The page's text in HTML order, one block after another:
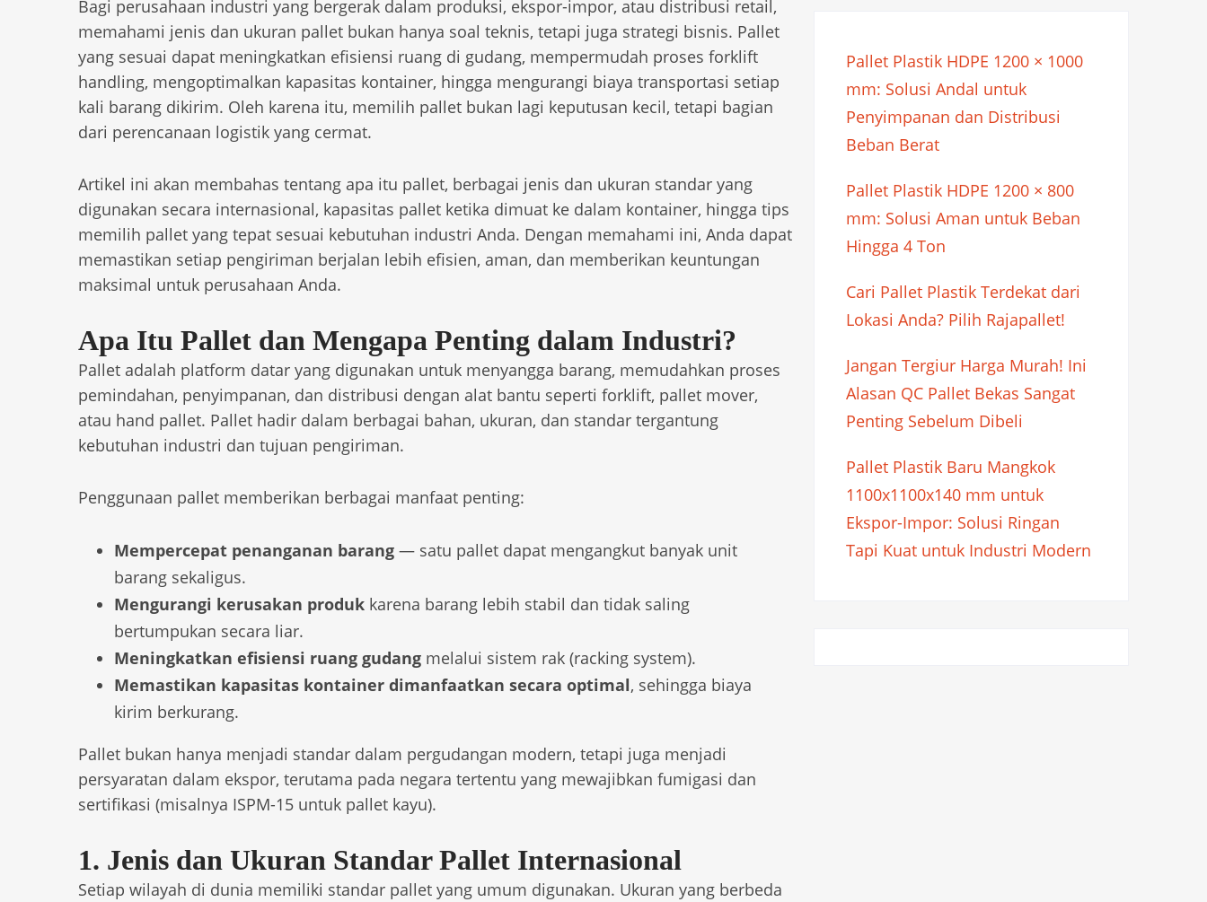
Bagi perusahaan industri yang bergerak dalam produksi, ekspor-impor, atau distribusi retail,
memahami jenis dan ukuran pallet bukan hanya soal teknis, tetapi juga strategi bisnis. Pallet
yang sesuai dapat meningkatkan efisiensi ruang di gudang, mempermudah proses forklift
handling, mengoptimalkan kapasitas kontainer, hingga mengurangi biaya transportasi setiap
kali barang dikirim. Oleh karena itu, memilih pallet bukan lagi keputusan kecil, tetapi bagian
dari perencanaan logistik yang cermat.
Artikel ini akan membahas tentang apa itu pallet, berbagai jenis dan ukuran standar yang
digunakan secara internasional, kapasitas pallet ketika dimuat ke dalam kontainer, hingga tips
memilih pallet yang tepat sesuai kebutuhan industri Anda. Dengan memahami ini, Anda dapat
memastikan setiap pengiriman berjalan lebih efisien, aman, dan memberikan keuntungan
maksimal untuk perusahaan Anda.
Apa Itu Pallet dan Mengapa Penting dalam Industri?
Pallet adalah platform datar yang digunakan untuk menyangga barang, memudahkan proses
pemindahan, penyimpanan, dan distribusi dengan alat bantu seperti forklift, pallet mover,
atau hand pallet. Pallet hadir dalam berbagai bahan, ukuran, dan standar tergantung
kebutuhan industri dan tujuan pengiriman.
Penggunaan pallet memberikan berbagai manfaat penting:
Mempercepat penanganan barang — satu pallet dapat mengangkut banyak unit
barang sekaligus.
Mengurangi kerusakan produk karena barang lebih stabil dan tidak saling
bertumpukan secara liar.
Meningkatkan efisiensi ruang gudang melalui sistem rak (racking system).
Memastikan kapasitas kontainer dimanfaatkan secara optimal, sehingga biaya
kirim berkurang.
Pallet bukan hanya menjadi standar dalam pergudangan modern, tetapi juga menjadi
persyaratan dalam ekspor, terutama pada negara tertentu yang mewajibkan fumigasi dan
sertifikasi (misalnya ISPM-15 untuk pallet kayu).
1. Jenis dan Ukuran Standar Pallet Internasional
Setiap wilayah di dunia memiliki standar pallet yang umum digunakan. Ukuran yang berbeda
Pallet Plastik HDPE 1200 × 1000
mm: Solusi Andal untuk
Penyimpanan dan Distribusi
Beban Berat
Pallet Plastik HDPE 1200 × 800
mm: Solusi Aman untuk Beban
Hingga 4 Ton
Cari Pallet Plastik Terdekat dari
Lokasi Anda? Pilih Rajapallet!
Jangan Tergiur Harga Murah! Ini
Alasan QC Pallet Bekas Sangat
Penting Sebelum Dibeli
Pallet Plastik Baru Mangkok
1100x1100x140 mm untuk
Ekspor-Impor: Solusi Ringan
Tapi Kuat untuk Industri Modern